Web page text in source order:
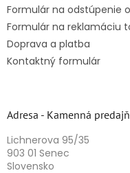
Formulár na odstúpenie
Formulár na reklamáciu
Doprava a platba
Kontaktný formulár
Adresa - Kamenná
Lichnerova 95/35
903 01 Senec
Slovensko